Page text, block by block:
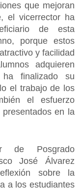
que mejoran
el vicerrector ha
de esta
porque estos
y facilidad
adquieren
ha finalizado su
el trabajo de los
el esfuerzo
en la
de Posgrado
José Álvarez
sobre la
a los estudiantes